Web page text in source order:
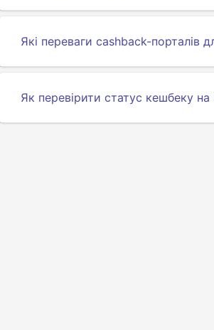
Які переваги cashback-порталів
Як перевірити статус кешбеку